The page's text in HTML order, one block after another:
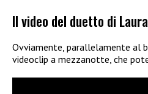
Il video del duetto di
Ovviamente, parallelamente al
videoclip a mezzanotte, che